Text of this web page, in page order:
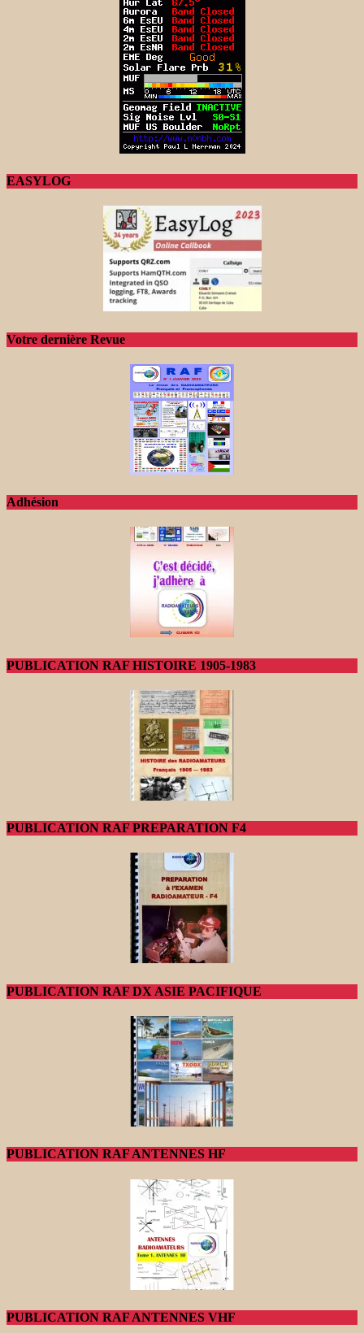
EASYLOG
Votre dernière Revue
Adhésion
PUBLICATION RAF HISTOIRE 1905-1983
PUBLICATION RAF PREPARATION F4
PUBLICATION RAF DX ASIE PACIFIQUE
PUBLICATION RAF ANTENNES HF
PUBLICATION RAF ANTENNES VHF